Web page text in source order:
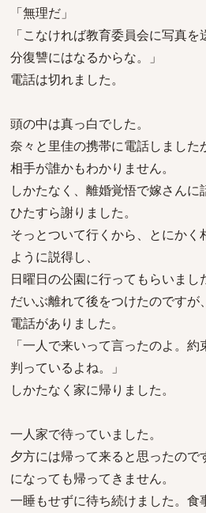
「無理だ」
「こなければ教育委員会に写真
分復讐にはなるからな。」
電話は切れました。
頭の中は真っ白でした。
奈々と里佳の携帯に電話しました
相手が誰かもわかりません。
しかたなく、離婚覚悟で嫁さんに
ひたすら謝りました。
そっとついて行くから、とにかく
ように説得し、
日曜日の公園に行ってもらいまし
だいぶ離れて後をつけたのですが
電話がありました。
「一人で来いって言ったのよ。
判っているよね。」
しかたなく家に帰りました。
一人家で待っていました。
夕方には帰って来ると思ったので
になっても帰ってきません。
一睡もせずに待ち続けました。食